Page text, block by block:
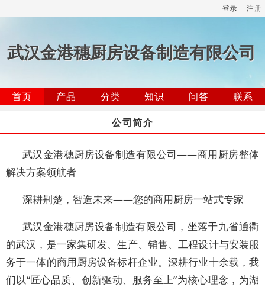
登录 注册
武汉金港穗厨房设备制造有限公司
首页 产品 分类 知识 问答
联系
公司简介
武汉金港穗厨房设备制造有限公司——商用厨房整体
解决方案领航者
深耕荆楚，智造未来——您的商用厨房一站式专家
武汉金港穗厨房设备制造有限公司，坐落于九省通衢
的武汉，是一家集研发、生产、销售、工程设计与安装服
务于一体的商用厨房设备标杆企业。深耕行业十余载，我
们以“匠心品质、创新驱动、服务至上”为核心理念，为湖